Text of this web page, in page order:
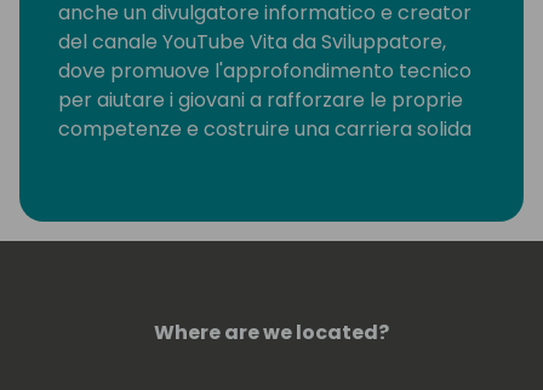
anche un divulgatore informatico e creator
del canale YouTube Vita da Sviluppatore,
dove promuove l'approfondimento tecnico
per aiutare i giovani a rafforzare le proprie
competenze e costruire una carriera solida
Where are we located?